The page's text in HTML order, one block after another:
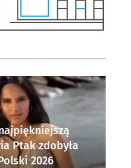
Ptak zdobyła
2026